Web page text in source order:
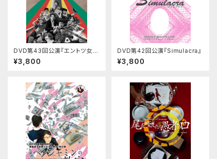
DVD第43回公演『エントツ女王
と煙たい町』
¥3,800
DVD第42回公演『Simulacra』
¥3,800